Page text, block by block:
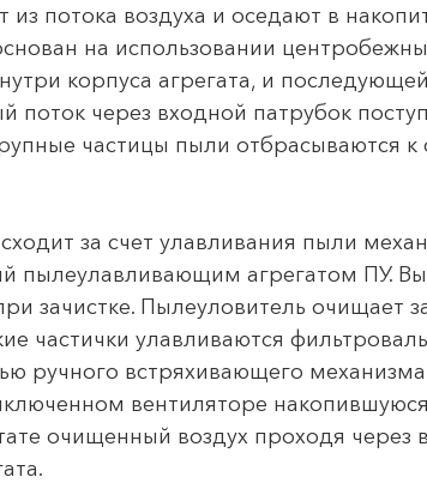
потока воздуха и оседают в
на использовании
корпуса агрегата, и
поток через входной патрубок
частицы пыли отбрасываются к
за счет улавливания пыли
пылеулавливающим агрегатом ПУ.
зачистке. Пылеуловитель очищает
частички улавливаются
ручного встряхивающего
вентиляторе
очищенный воздух проходя через